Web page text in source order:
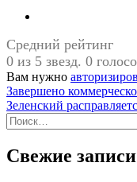
Средний рейтинг
0 из 5 звезд. 0
Вам нужно
Навигация
по
Завершено
Зеленский
Найти:
Свежие записи